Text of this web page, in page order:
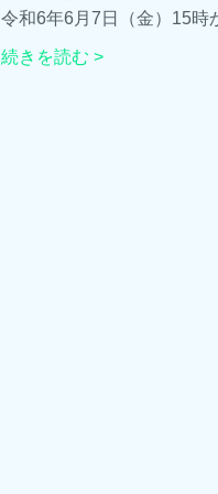
令和6年6月7日（金）15時
続きを読む >